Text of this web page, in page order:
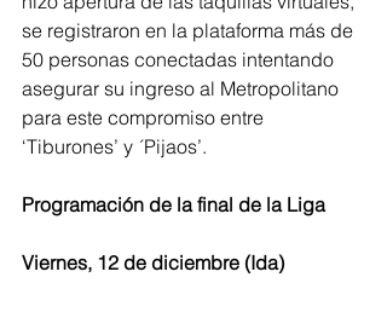
se registraron en la plataforma más de
50 personas conectadas intentando
asegurar su ingreso al Metropolitano
para este compromiso entre
‘Tiburones’ y ´Pijaos’.
Programación de la final de la Liga
Viernes, 12 de diciembre (Ida)